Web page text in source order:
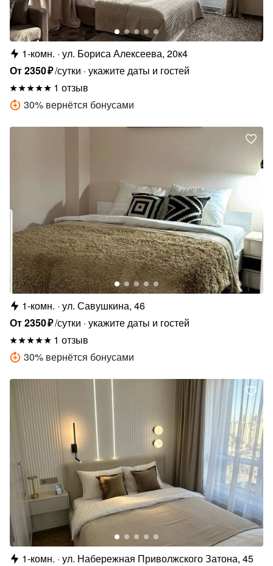
1-комн. ул. Бориса Алексеева, 20к4
От2350₽/сутки укажите даты и гостей
1 отзыв
30% вернётся бонусами
1-комн. ул. Савушкина, 46
От2350₽/сутки укажите даты и гостей
1 отзыв
30% вернётся бонусами
1-комн. ул. Набережная Приволжского Затона, 45